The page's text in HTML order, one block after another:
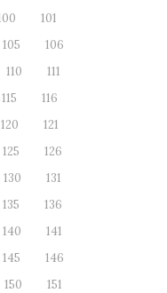
101
105
106
110
111
115
116
120
121
125
126
130
131
135
136
140
141
145
146
150
151